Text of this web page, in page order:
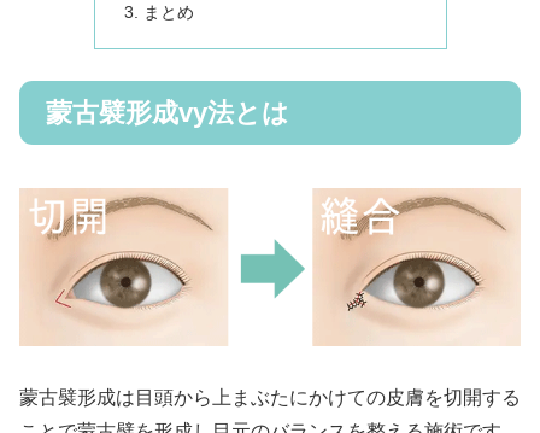
まとめ
蒙古襞形成vy法とは
蒙古襞形成は目頭から上まぶたにかけての皮膚を切開する